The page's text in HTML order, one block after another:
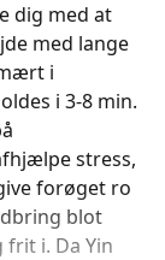
dig med at
med lange
i
i 3-8 min.
stress,
forøget ro
blot
i. Da Yin